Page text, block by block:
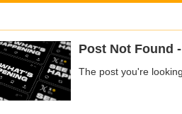
Post Not Found
The post you're